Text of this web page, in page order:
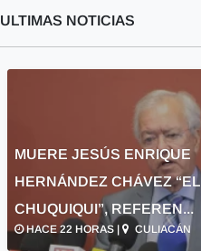
ULTIMAS NOTICIAS
MUERE JESÚS ENRIQUE
HERNÁNDEZ CHÁVEZ “EL
CHUQUIQUI”, REFEREN...
HACE 22 HORAS | CULIACÁN